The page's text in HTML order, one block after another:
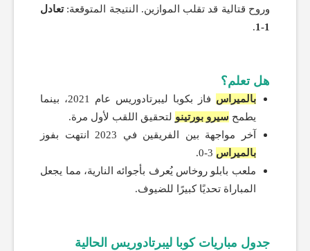
وروح قتالية قد تقلب الموازين. النتيجة المتوقعة:تعادل
1-1
.
هل تعلم؟
بالميراس
فاز بكوبا ليبرتادوريس عام 2021، بينما
يطمح سيرو بورتينو لتحقيق اللقب لأول مرة.
آخر مواجهة بين الفريقين في 2023 انتهت بفوز
بالميراس
ملعب بابلو روخاس يُعرف بأجوائه النارية، مما يجعل
المباراة تحديًا كبيرًا للضيوف.
جدول مباريات كوبا ليبرتادوريس الحالية